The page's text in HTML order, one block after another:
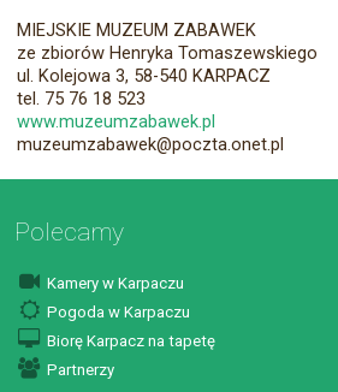
MIEJSKIE MUZEUM ZABAWEK
ze zbiorów Henryka Tomaszewskiego
ul. Kolejowa 3, 58-540 KARPACZ
tel. 75 76 18 523
www.muzeumzabawek.pl
muzeumzabawek@poczta.onet.pl
Polecamy
Kamery w Karpaczu
Pogoda w Karpaczu
Biorę Karpacz na tapetę
Partnerzy